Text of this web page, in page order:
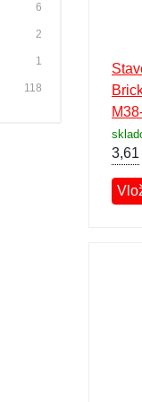
6
2
1
118
3,61